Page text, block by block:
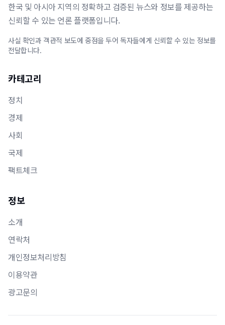
한국 및 아시아 지역의 정확하고 검증된 뉴스와 정보를 제공하는
신뢰할 수 있는 언론 플랫폼입니다.
사실 확인과 객관적 보도에 중점을 두어 독자들에게 신뢰할 수 있는 정보를
전달합니다.
카테고리
정치
경제
사회
국제
팩트체크
정보
소개
연락처
개인정보처리방침
이용약관
광고문의